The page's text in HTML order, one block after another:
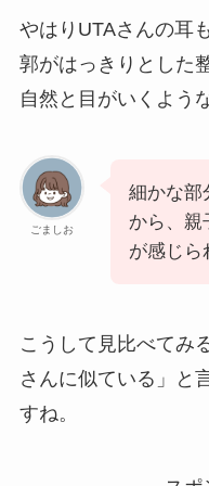
やはりUTAさんの耳
郭がはっきりとした
自然と目がいくよう
ごましお
細かな部
から、親
が感じら
こうして見比べてみ
さんに似ている」と
すね。